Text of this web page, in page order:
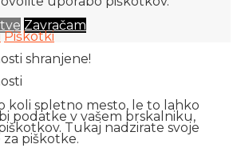
Zavračam
Piškotki
shranjene!
koli spletno mesto, le to lahko
podatke v vašem brskalniku,
Tukaj nadzirate svoje
piškotke.